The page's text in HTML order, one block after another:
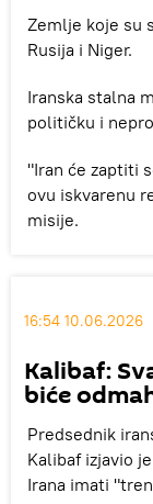
Zemlje koje su
Rusija i Niger.
Iranska stalna
političku i
"Iran će zaptiti
ovu iskvarenu
misije.
16:54 10.06.2026
Kalibaf:
biće
Predsednik
Kalibaf izjavio
Irana imati